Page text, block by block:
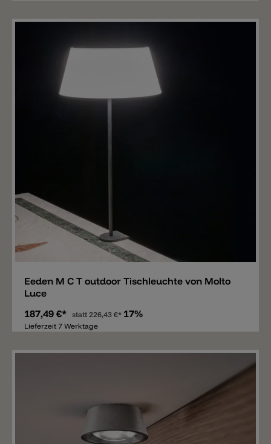
Merken
Eeden M C T outdoor Tischleuchte von Molto
Luce
187,49 €* statt226,43 €* 17%
Lieferzeit 7 Werktage